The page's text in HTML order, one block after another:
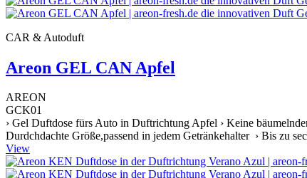
CAR & Autoduft
Areon GEL CAN Apfel
AREON
GCK01
› Gel Duftdose fürs Auto in Duftrichtung Apfel › Keine
Durdchdachte Größe,passend in jedem Getränkehalter › Bis zu
View